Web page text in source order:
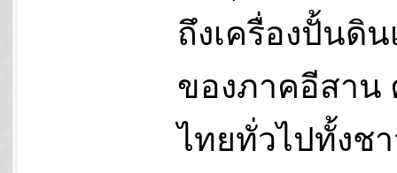
ถึงเครื่องปั้นดิน
ของภาคอีสาน
ไทยทั่วไปทั้งช